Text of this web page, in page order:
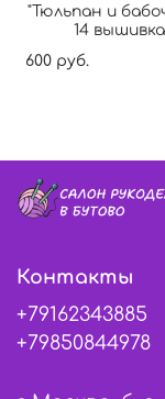
"Тюльпан и
14 вышивка
600 руб.
Контакты
+79162343885
+79850844978